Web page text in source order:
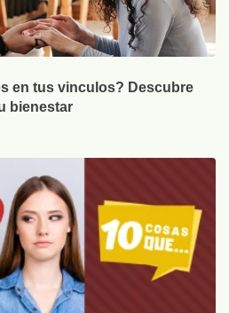
en tus vinculos? Descubre
bienestar